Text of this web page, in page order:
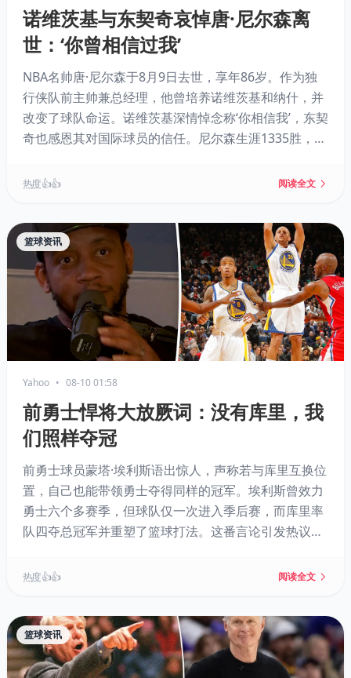
诺维茨基与东契奇哀悼唐·尼尔森离
世：‘你曾相信过我’
NBA名帅唐·尼尔森于8月9日去世，享年86岁。作为独
行侠队前主帅兼总经理，他曾培养诺维茨基和纳什，并
改变了球队命运。诺维茨基深情悼念称‘你相信我’，东契
奇也感恩其对国际球员的信任。尼尔森生涯1335胜，历
热度 👍👍 阅读全文
篮球资讯
Yahoo • 08-10 01:58
前勇士悍将大放厥词：没有库里，我
们照样夺冠
前勇士球员蒙塔·埃利斯语出惊人，声称若与库里互换位
置，自己也能带领勇士夺得同样的冠军。埃利斯曾效力
勇士六个多赛季，但球队仅一次进入季后赛，而库里率
队四夺总冠军并重塑了篮球打法。这番言论引发热议，
热度 👍👍 阅读全文
篮球资讯